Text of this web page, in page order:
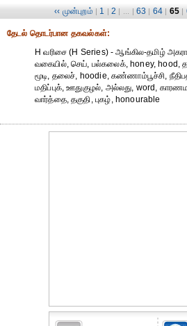
‹‹ முன்புறம் | 1 | 2 | ... | 63 | 64 | 65 |
தேட‌ல் தொட‌ர்பான தகவ‌ல்க‌ள்:
H வரிசை (H Series) - ஆங்கில-தமிழ்
வகையில், செய், பல்கலைக், honey, hood,
மூடி, தலைச், hoodie, கண்ணாம்பூச்சி,
மதிப்புக், ஊதுகுழல், அல்லது, word,
வார்த்தை, தகுதி, புகழ், honourable